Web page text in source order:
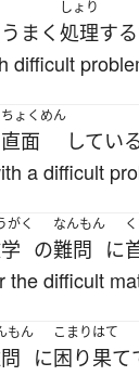
うまく
しょり
処理する
difficult
ちょくめん
直面 してい
a difficult
がく
の
なんもん
難問 に
the difficult
もん
に
こまりはて
困り果て